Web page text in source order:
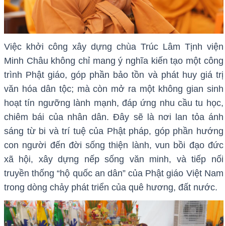
Việc khởi công xây dựng chùa Trúc Lâm Tịnh viện
Minh Châu không chỉ mang ý nghĩa kiến tạo một công
trình Phật giáo, góp phần bảo tồn và phát huy giá trị
văn hóa dân tộc; mà còn mở ra một không gian sinh
hoạt tín ngưỡng lành mạnh, đáp ứng nhu cầu tu học,
chiêm bái của nhân dân. Đây sẽ là nơi lan tỏa ánh
sáng từ bi và trí tuệ của Phật pháp, góp phần hướng
con người đến đời sống thiện lành, vun bồi đạo đức
xã hội, xây dựng nếp sống văn minh, và tiếp nối
truyền thống “hộ quốc an dân” của Phật giáo Việt Nam
trong dòng chảy phát triển của quê hương, đất nước.